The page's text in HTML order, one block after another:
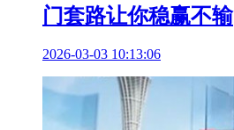
门套路让你稳赢不输
2026-03-03 10:13:06